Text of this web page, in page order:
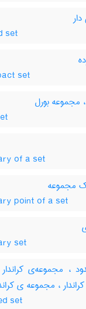
set
set
مجموعه بورل
of a set
مجموعه
point of a set
set
، مجموعه‌ی
، مجموعه ی
set